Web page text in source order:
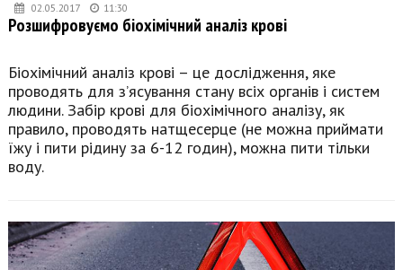
02.05.2017 11:30
Розшифровуємо біохімічний аналіз крові
Біохімічний аналіз крові – це дослідження, яке
проводять для з’ясування стану всіх органів і систем
людини. Забір крові для біохімічного аналізу, як
правило, проводять натщесерце (не можна приймати
їжу і пити рідину за 6-12 годин), можна пити тільки
воду.